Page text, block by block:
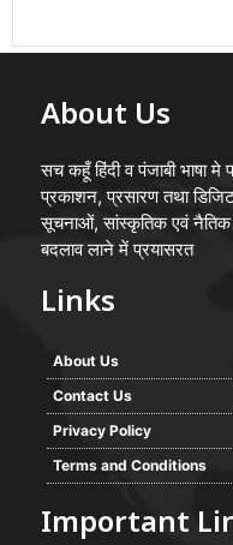
About Us
सच कहूँ हिंदी व पंजाबी भाषा मे
प्रकाशन, प्रसारण तथा
सूचनाओं, सांस्कृतिक एवं नैतिक
बदलाव लाने में प्रयासरत
Links
About Us
Contact Us
Privacy Policy
Terms and Conditions
Important